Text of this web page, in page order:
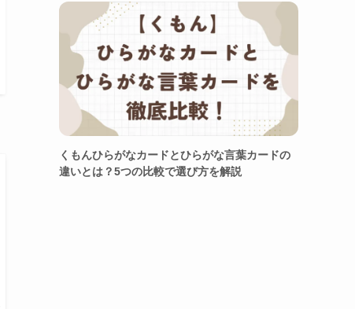
くもんひらがなカードとひらがな言葉カードの
違いとは？5つの比較で選び方を解説